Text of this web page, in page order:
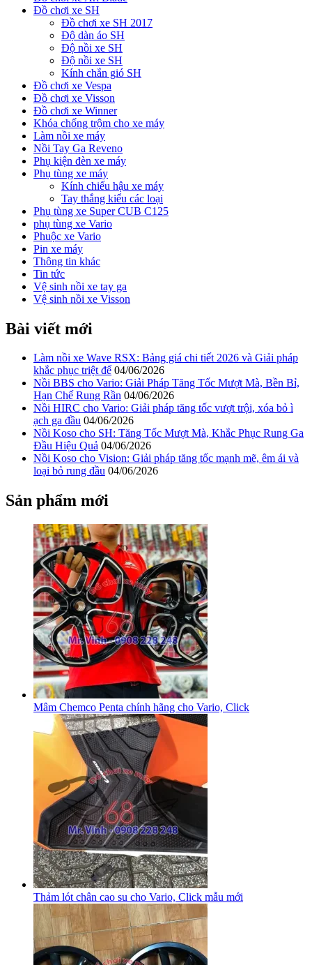
Đồ chơi xe SH
Đồ chơi xe SH 2017
Độ dàn áo SH
Độ nồi xe SH
Độ nồi xe SH
Kính chắn gió SH
Đồ chơi xe Vespa
Đồ chơi xe Visson
Đồ chơi xe Winner
Khóa chống trộm cho xe máy
Làm nồi xe máy
Nồi Tay Ga Reveno
Phụ kiện đèn xe máy
Phụ tùng xe máy
Kính chiếu hậu xe máy
Tay thắng kiểu các loại
Phụ tùng xe Super CUB C125
phụ tùng xe Vario
Phuộc xe Vario
Pin xe máy
Thông tin khác
Tin tức
Vệ sinh nồi xe tay ga
Vệ sinh nồi xe Visson
Bài viết mới
Làm nồi xe Wave RSX: Bảng giá chi tiết 2026 và Giải pháp
khắc phục triệt để 04/06/2026
Nồi BBS cho Vario: Giải Pháp Tăng Tốc Mượt Mà, Bền Bỉ,
Hạn Chế Rung Rần 04/06/2026
Nồi HIRC cho Vario: Giải pháp tăng tốc vượt trội, xóa bỏ ì
ạch ga đầu 04/06/2026
Nồi Koso cho SH: Tăng Tốc Mượt Mà, Khắc Phục Rung Ga
Đầu Hiệu Quả 04/06/2026
Nồi Koso cho Vision: Giải pháp tăng tốc mạnh mẽ, êm ái và
loại bỏ rung đầu 04/06/2026
Sản phẩm mới
Mâm Chemco Penta chính hãng cho Vario, Click
Thảm lót chân cao su cho Vario, Click mẫu mới